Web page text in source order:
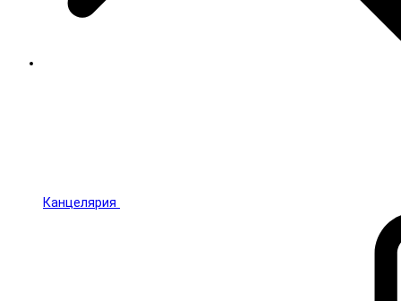
Канцелярия